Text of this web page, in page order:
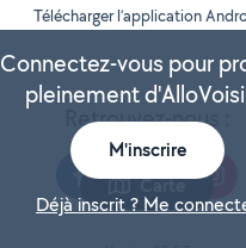
Carte
Retrouvez-nous :
Télécharger l’application
Connectez-vous pour
pleinement
M'inscrire
Déjà inscrit ? Me